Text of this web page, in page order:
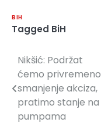
BIH
Tagged BiH
Navigacija
članaka
Nikšić: Podržat
ćemo privremeno
smanjenje akciza,
pratimo stanje na
pumpama